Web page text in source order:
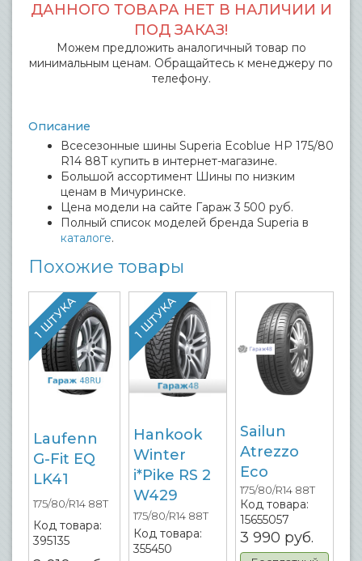
ДАННОГО ТОВАРА НЕТ В НАЛИЧИИ И
ПОД ЗАКАЗ!
Можем предложить аналогичный товар по
минимальным ценам. Обращайтесь к менеджеру по
телефону.
Описание
Всесезонные шины Superia Ecoblue HP 175/80
R14 88T купить в интернет-магазине.
Большой ассортимент Шины по низким
ценам в Мичуринске.
Цена модели на сайте Гараж 3 500 руб.
Полный список моделей бренда Superia в
каталоге.
Похожие товары
1 ШТУКА
Laufenn
G-Fit EQ
LK41
175/80/R14 88T
Код товара:
395135
1 ШТУКА
Hankook
Winter
i*Pike RS 2
W429
175/80/R14 88T
Код товара:
355450
Sailun
Atrezzo
Eco
175/80/R14 88T
Код товара:
15655057
3 990 руб.